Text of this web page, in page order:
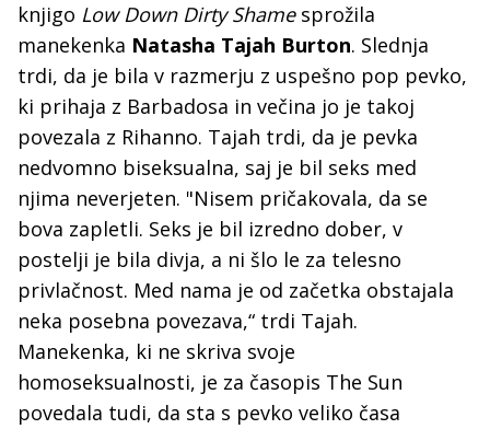
knjigo Low Down Dirty Shamesprožila
manekenka Natasha Tajah Burton. Slednja
trdi, da je bila v razmerju z uspešno pop pevko,
ki prihaja z Barbadosa in večina jo je takoj
povezala z Rihanno. Tajah trdi, da je pevka
nedvomno biseksualna, saj je bil seks med
njima neverjeten. "Nisem pričakovala, da se
bova zapletli. Seks je bil izredno dober, v
postelji je bila divja, a ni šlo le za telesno
privlačnost. Med nama je od začetka obstajala
neka posebna povezava,“ trdi Tajah.
Manekenka, ki ne skriva svoje
homoseksualnosti, je za časopis The Sun
povedala tudi, da sta s pevko veliko časa